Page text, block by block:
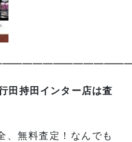
田持田インター店は査
、無料査定！なんでも